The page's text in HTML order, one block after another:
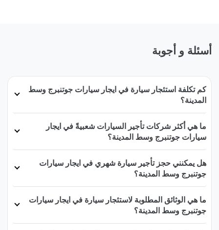
أسئلة و أجوبة
كم تكلفة استئجار سيارة في ايجار سيارات جوتنبرج وسط
المدينة؟
ما هي أكثر شركات تأجير السيارات شعبيةً في ايجار
سيارات جوتنبرج وسط المدينة؟
هل يمكنني حجز تأجير سيارة شهري في ايجار سيارات
جوتنبرج وسط المدينة؟
ما هي الوثائق المطلوبة لاستئجار سيارة في ايجار سيارات
جوتنبرج وسط المدينة؟